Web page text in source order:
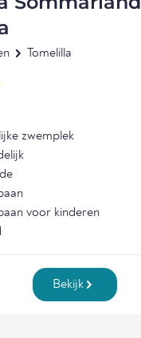
Tomelilla
zwemplek
voor kinderen
Bekijk